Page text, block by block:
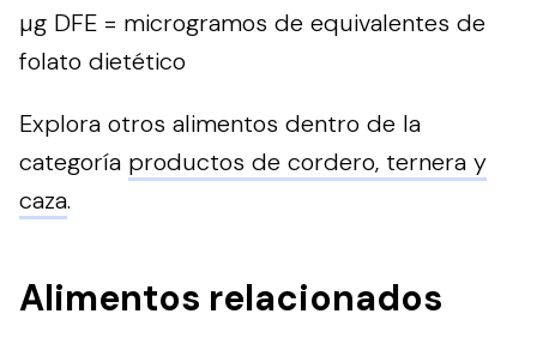
µg DFE = microgramos de equivalentes de
folato dietético
Explora otros alimentos dentro de la
categoría productos de cordero, ternera y
caza.
Alimentos relacionados